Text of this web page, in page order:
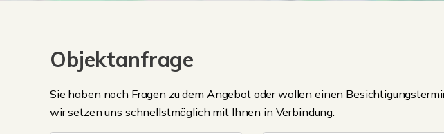
Objektanfrage
Sie haben noch Fragen zu dem Angebot oder wollen einen
wir setzen uns schnellstmöglich mit Ihnen in Verbindung.